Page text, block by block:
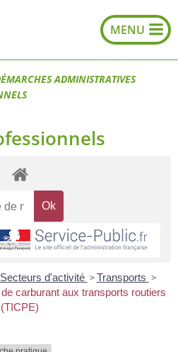
ADMINISTRATIVES
Secteurs d'activité > Transports >
carburant aux transports routiers
(TICPE)